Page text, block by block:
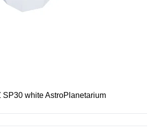
SP30 white AstroPlanetarium